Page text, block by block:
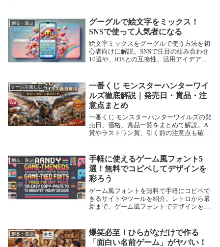
創る・遊ぶ
グーグルで絵文字をミックス！
SNSで使って人気者になる
絵文字ミックスをグーグルで使う方法を初
心者向けに解説。SNSで注目の組み合わせ
10選や、iOSとの互換性、活用アイデアも
ゲームを楽しむ
一番くじ モンスターハンターワイ
ルズ徹底解説｜発売日・賞品・注
意点まとめ
一番くじ モンスターハンターワイルズの発
売日、価格、賞品一覧をまとめて解説。A
賞やラストワン賞、引く前の注意点も確認
創る・遊ぶ
手軽に使えるゲーム風フォント5
選！無料でコピペしてデザインを
彩ろう
ゲーム風フォントを無料で手軽にコピペで
きるサイトやツールを紹介。レトロから最
新まで、ゲーム風フォントでデザインを彩
創る・遊ぶ
爆笑必至！ひらがなだけで作る
「面白い名前ゲーム」がヤバい！